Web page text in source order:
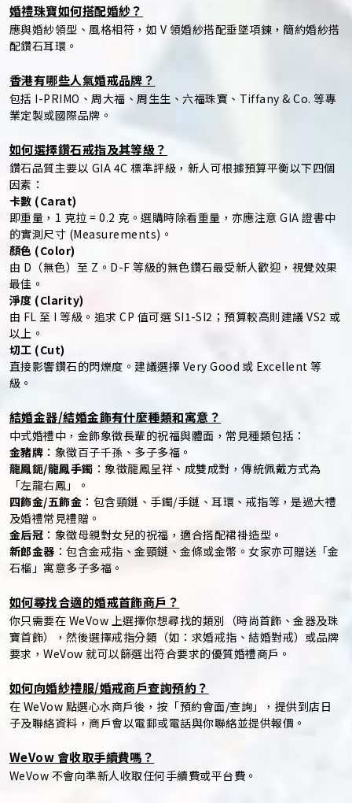
婚禮珠寶如何搭配婚紗？
應與婚紗領型、風格相符，如 V 領婚紗搭配垂墜項鍊，簡約婚紗搭
配鑽石耳環。
香港有哪些人氣婚戒品牌？
包括 I-PRIMO、周大福、周生生、六福珠寶、Tiffany & Co. 等專
業定製或國際品牌。
如何選擇鑽石戒指及其等級？
鑽石品質主要以 GIA 4C 標準評級，新人可根據預算平衡以下四個
因素：
卡數 (Carat)
即重量，1 克拉 = 0.2 克。選購時除看重量，亦應注意 GIA 證書中
的實測尺寸 (Measurements)。
顏色 (Color)
由 D（無色）至 Z。D-F 等級的無色鑽石最受新人歡迎，視覺效果
最佳。
淨度 (Clarity)
由 FL 至 I 等級。追求 CP 值可選 SI1-SI2；預算較高則建議 VS2 或
以上。
切工 (Cut)
直接影響鑽石的閃爍度。建議選擇 Very Good 或 Excellent 等
級。
結婚金器/結婚金飾有什麼種類和寓意？
中式婚禮中，金飾象徵長輩的祝福與體面，常見種類包括：
金豬牌 ：象徵百子千孫、多子多福。
龍鳳鈪/龍鳳手鐲 ：象徵龍鳳呈祥、成雙成對，傳統佩戴方式為
「左龍右鳳」。
四飾金/五飾金 ：包含頸鏈、手鐲/手鏈、耳環、戒指等，是過大禮
及婚禮常見禮贈。
金后冠 ：象徵母親對女兒的祝福，適合搭配裙褂造型。
新郎金器 ：包含金戒指、金頸鏈、金條或金幣。女家亦可贈送「金
石榴」寓意多子多福。
如何尋找合適的婚戒首飾商戶？
你只需要在 WeVow 上選擇你想尋找的類別（時尚首飾、金器及珠
寶首飾），然後選擇戒指分類（如：求婚戒指、結婚對戒）或品牌
要求，WeVow 就可以篩選出符合要求的優質婚禮商戶。
如何向婚紗禮服/婚戒商戶查詢預約？
在 WeVow 點選心水商戶後，按「預約會面/查詢」，提供到店日
子及聯絡資料，商戶會以電郵或電話與你聯絡並提供報價。
WeVow 會收取手續費嗎？
WeVow 不會向準新人收取任何手續費或平台費。